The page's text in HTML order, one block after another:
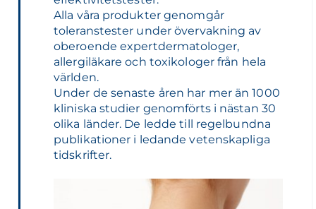
Alla våra produkter genomgår
toleranstester under övervakning av
oberoende expertdermatologer,
allergiläkare och toxikologer från hela
världen.
Under de senaste åren har mer än 1000
kliniska studier genomförts i nästan 30
olika länder. De ledde till regelbundna
publikationer i ledande vetenskapliga
tidskrifter.